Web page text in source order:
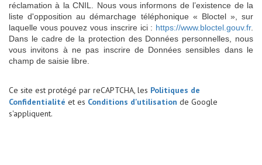
réclamation à la CNIL. Nous vous informons de l’existence de la
liste d'opposition au démarchage téléphonique « Bloctel », sur
laquelle vous pouvez vous inscrire ici : https://www.bloctel.gouv.fr.
Dans le cadre de la protection des Données personnelles, nous
vous invitons à ne pas inscrire de Données sensibles dans le
champ de saisie libre.
Ce site est protégé par reCAPTCHA, les Politiques de
Confidentialité et es Conditions d'utilisation de Google
s'appliquent.